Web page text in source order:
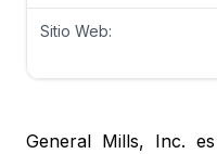
Sitio Web:
General Mills, Inc.